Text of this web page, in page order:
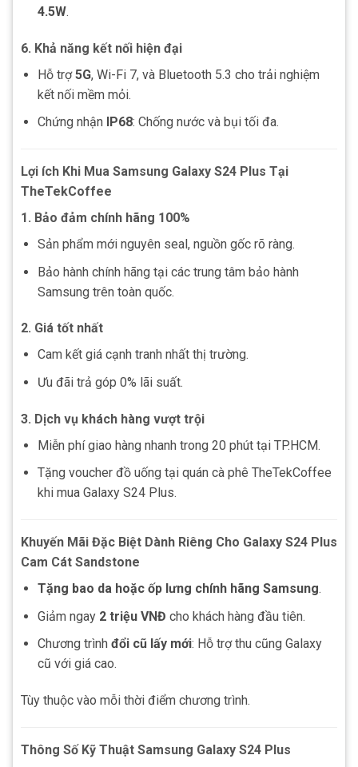
4.5W.
6. Khả năng kết nối hiện đại
Hỗ trợ5G, Wi-Fi 7, và Bluetooth 5.3 cho trải nghiệm
kết nối mềm mỏi.
Chứng nhận
IP68: Chống nước và bụi tối đa.
Lợi ích Khi Mua Samsung Galaxy S24 Plus Tại
TheTekCoffee
1. Bảo đảm chính hãng 100%
Sản phẩm mới nguyên seal, nguồn gốc rõ ràng.
Bảo hành chính hãng tại các trung tâm bảo hành
Samsung trên toàn quốc.
2. Giá tốt nhất
Cam kết giá cạnh tranh nhất thị trường.
Ưu đãi trả góp 0% lãi suất.
3. Dịch vụ khách hàng vượt trội
Miễn phí giao hàng nhanh trong 20 phút tại TP.HCM.
Tặng voucher đồ uống tại quán cà phê TheTekCoffee
khi mua Galaxy S24 Plus.
Khuyến Mãi Đặc Biệt Dành Riêng Cho Galaxy S24 Plus
Cam Cát Sandstone
Tặng bao da hoặc ốp lưng chính hãng Samsung.
Giảm ngay 2 triệu VNĐ cho khách hàng đầu tiên.
Chương trình đổi cũ lấy mới: Hỗ trợ thu cũng Galaxy
cũ với giá cao.
Tùy thuộc vào mỗi thời điểm chương trình.
Thông Số Kỹ Thuật Samsung Galaxy S24 Plus